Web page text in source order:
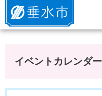
垂水市
イベントカレンダー